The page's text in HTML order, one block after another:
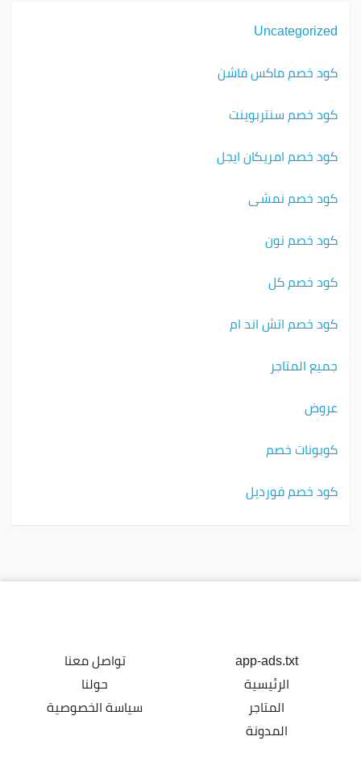
Uncategorized
كود خصم ماكس فاشن
كود خصم سنتربوينت
كود خصم امريكان ايجل
كود خصم نمشي
كود خصم نون
كود خصم كل
كود خصم اتش اند ام
جميع المتاجر
عروض
كوبونات خصم
كود خصم فورديل
app-ads.txt
الرئيسية
المتاجر
المدونة
تواصل معنا
حولنا
سياسة الخصوصية